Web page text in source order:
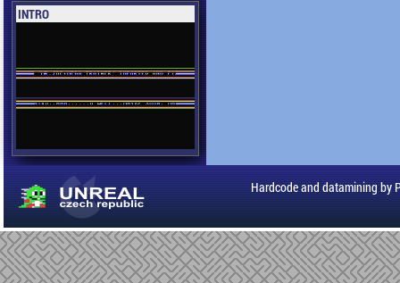
INTRO
Hardcode and datamining by